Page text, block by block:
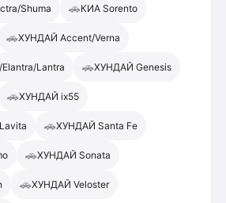
Shuma 🚗КИА Sorento
🚗ХУНДАЙ Accent/Verna
Lantra 🚗ХУНДАЙ Genesis
🚗ХУНДАЙ ix55
🚗ХУНДАЙ Santa Fe
🚗ХУНДАЙ Sonata
🚗ХУНДАЙ Veloster